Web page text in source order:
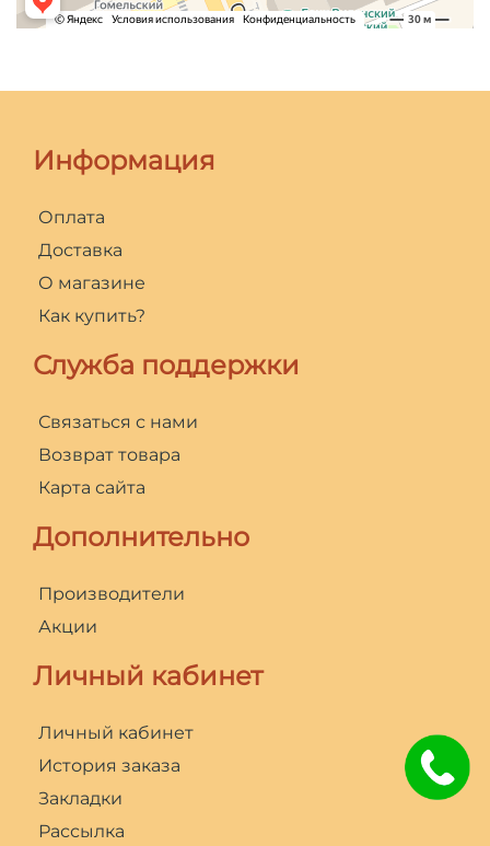
Информация
Оплата
Доставка
О магазине
Как купить?
Служба поддержки
Связаться с нами
Возврат товара
Карта сайта
Дополнительно
Производители
Акции
Личный кабинет
Личный кабинет
История заказа
Закладки
Рассылка